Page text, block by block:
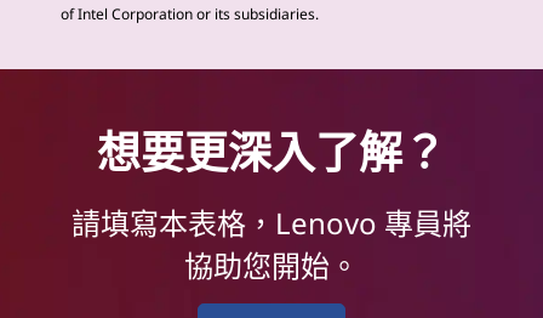
of Intel Corporation or its subsidiaries.
想要更深入了解？
請填寫本表格，Lenovo 專員將
協助您開始。